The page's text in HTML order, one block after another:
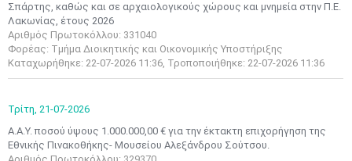
Σπάρτης, καθώς και σε αρχαιολογικούς χώρους και μνημεία στην Π.Ε.
Λακωνίας, έτους 2026
Αριθμός Πρωτοκόλλου: 331040
Φορέας: Τμήμα Διοικητικής και Οικονομικής Υποστήριξης
Καταχωρήθηκε: 22-07-2026 11:36, Τροποποιήθηκε: 22-07-2026 11:36
Τρίτη, 21-07-2026
Α.Α.Υ. ποσού ύψους 1.000.000,00 € για την έκτακτη επιχορήγηση της
Εθνικής Πινακοθήκης- Μουσείου Αλεξάνδρου Σούτσου.